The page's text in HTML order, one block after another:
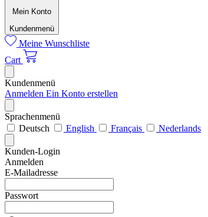
Mein Konto
Kundenmenü
Meine Wunschliste
Cart
Kundenmenü
Anmelden Ein Konto erstellen
Sprachenmenü
Deutsch
English Français Nederlands
Kunden-Login
Anmelden
E-Mailadresse
Passwort